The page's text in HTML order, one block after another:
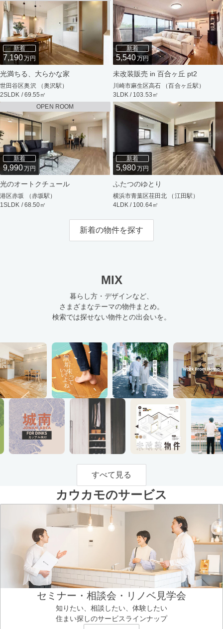
新着
7,190万円
光満ちる、大らかな家
世田谷区奥沢 （奥沢駅）
2SLDK / 69.55㎡
新着
5,540万円
未改装販売 in 百合ヶ丘 pt2
川崎市麻生区高石 （百合ヶ丘駅）
3LDK / 103.53㎡
OPEN ROOM
新着
9,990万円
光のオートクチュール
港区赤坂 （赤坂駅）
1SLDK / 68.50㎡
新着
5,980万円
ふたつのゆとり
横浜市青葉区荏田北 （江田駅）
4LDK / 100.64㎡
新着の物件を探す
MIX
暮らし方・デザインなど、
さまざまなテーマの物件まとめ。
検索では探せない物件との出会いを。
すべて見る
カウカモのサービス
セミナー・相談会・リノベ見学会
知りたい、相談したい、体験したい
住まい探しのサービスラインナップ